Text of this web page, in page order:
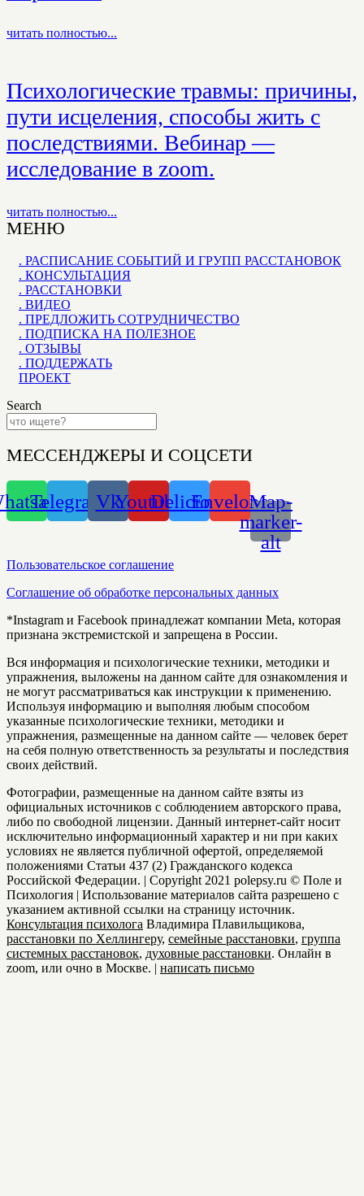
читать полностью...
Психологические травмы: причины,
пути исцеления, способы жить с
последствиями. Вебинар —
исследование в zoom.
читать полностью...
МЕНЮ
. РАСПИСАНИЕ СОБЫТИЙ И ГРУПП РАССТАНОВОК
. КОНСУЛЬТАЦИЯ
. РАССТАНОВКИ
. ВИДЕО
. ПРЕДЛОЖИТЬ СОТРУДНИЧЕСТВО
. ПОДПИСКА НА ПОЛЕЗНОЕ
. ОТЗЫВЫ
. ПОДДЕРЖАТЬ
ПРОЕКТ
Search
МЕССЕНДЖЕРЫ И СОЦСЕТИ
TelegramVkYoutubeDeliciousEnvelopeMap-
marker-
alt
Пользовательское соглашение
Соглашение об обработке персональных данных
*Instagram и Facebook принадлежат компании Meta, которая
признана экстремистской и запрещена в России.
Вся информация и психологические техники, методики и
упражнения, выложены на данном сайте для ознакомления и
не могут рассматриваться как инструкции к применению.
Используя информацию и выполняя любым способом
указанные психологические техники, методики и
упражнения, размещенные на данном сайте — человек берет
на себя полную ответственность за результаты и последствия
своих действий.
Фотографии, размещенные на данном сайте взяты из
официальных источников с соблюдением авторского права,
либо по свободной лицензии. Данный интернет-сайт носит
исключительно информационный характер и ни при каких
условиях не является публичной офертой, определяемой
положениями Статьи 437 (2) Гражданского кодекса
Российской Федерации. | Copyright 2021 polepsy.ru © Поле и
Психология | Использование материалов сайта разрешено с
указанием активной ссылки на страницу источник.
Консультация психолога Владимира Плавильщикова,
расстановки по Хеллингеру, семейные расстановки, группа
системных расстановок, духовные расcтановки. Онлайн в
zoom, или очно в Москве. | написать письмо